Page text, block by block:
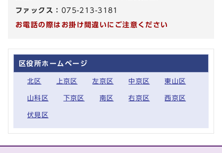
ファックス： 075-213-3181
お電話の際はお掛け間違いにご注意ください
区役所ホームページ
北区 上京区 左京区 中京区 東山区
山科区 下京区 南区 右京区 西京区
伏見区